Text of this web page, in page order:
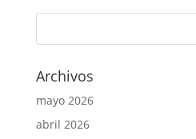
Archivos
mayo 2026
abril 2026